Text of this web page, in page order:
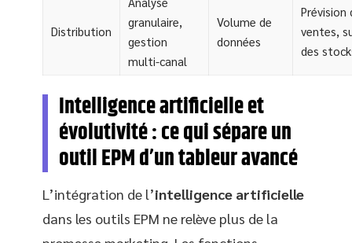
Distribution
granulaire,
gestion
multi-canal
Volume de
données
Prévision
ventes,
des
Intelligence artificielle et
évolutivité : ce qui sépare un
outil EPM d’un tableur avancé
L’intégration de l’intelligence artificielle
dans les outils EPM ne relève plus de la